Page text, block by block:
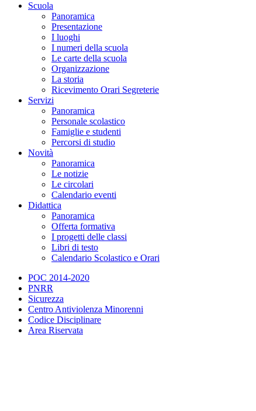
Scuola
Panoramica
Presentazione
I luoghi
I numeri della scuola
Le carte della scuola
Organizzazione
La storia
Ricevimento Orari Segreterie
Servizi
Panoramica
Personale scolastico
Famiglie e studenti
Percorsi di studio
Novità
Panoramica
Le notizie
Le circolari
Calendario eventi
Didattica
Panoramica
Offerta formativa
I progetti delle classi
Libri di testo
Calendario Scolastico e Orari
POC 2014-2020
PNRR
Sicurezza
Centro Antiviolenza Minorenni
Codice Disciplinare
Area Riservata